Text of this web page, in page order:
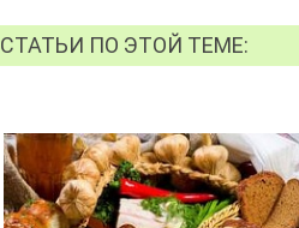
СТАТЬИ ПО ЭТОЙ ТЕМЕ: